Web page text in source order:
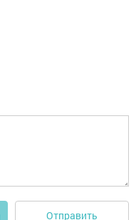
Отправить